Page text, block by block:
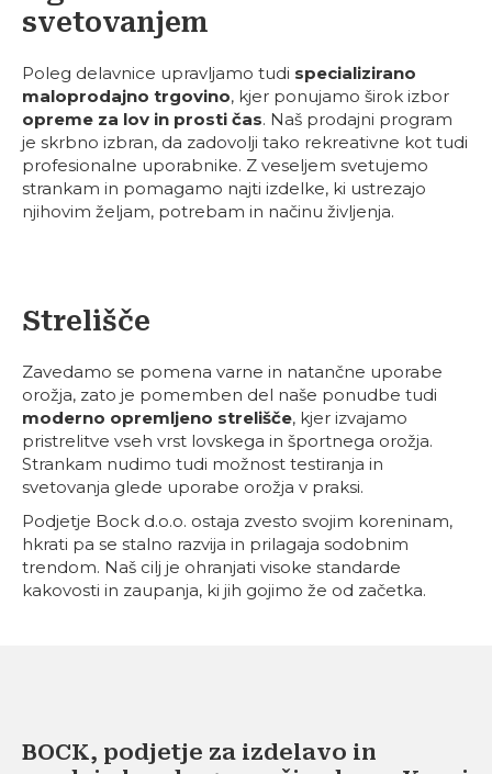
svetovanjem
Poleg delavnice upravljamo tudi specializirano
maloprodajno trgovino, kjer ponujamo širok izbor
opreme za lov in prosti čas. Naš prodajni program
je skrbno izbran, da zadovolji tako rekreativne kot tudi
profesionalne uporabnike. Z veseljem svetujemo
strankam in pomagamo najti izdelke, ki ustrezajo
njihovim željam, potrebam in načinu življenja.
Strelišče
Zavedamo se pomena varne in natančne uporabe
orožja, zato je pomemben del naše ponudbe tudi
moderno opremljeno strelišče, kjer izvajamo
pristrelitve vseh vrst lovskega in športnega orožja.
Strankam nudimo tudi možnost testiranja in
svetovanja glede uporabe orožja v praksi.
Podjetje Bock d.o.o. ostaja zvesto svojim koreninam,
hkrati pa se stalno razvija in prilagaja sodobnim
trendom. Naš cilj je ohranjati visoke standarde
kakovosti in zaupanja, ki jih gojimo že od začetka.
BOCK, podjetje za izdelavo in